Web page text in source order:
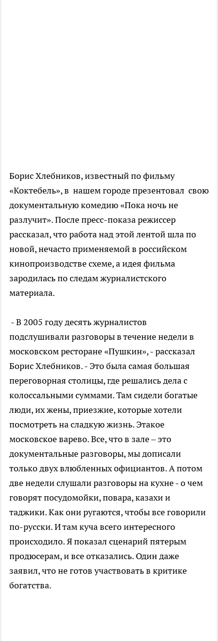
Борис Хлебников, известный по фильму
«Коктебель», в нашем городе презентовал свою
документальную комедию «Пока ночь не
разлучит». После пресс-показа режиссер
рассказал, что работа над этой лентой шла по
новой, нечасто применяемой в российском
кинопроизводстве схеме, а идея фильма
зародилась по следам журналистского
материала.
- В 2005 году десять журналистов
подслушивали разговоры в течение недели в
московском ресторане «Пушкин», - рассказал
Борис Хлебников. - Это была самая большая
переговорная столицы, где решались дела с
колоссальными суммами. Там сидели богатые
люди, их жены, приезжие, которые хотели
посмотреть на сладкую жизнь. Этакое
московское варево. Все, что в зале – это
документальные разговоры, мы дописали
только двух влюбленных официантов. А потом
две недели слушали разговоры на кухне - о чем
говорят посудомойки, повара, казахи и
таджики. Как они ругаются, чтобы все говорили
по-русски. И там куча всего интересного
происходило. Я показал сценарий пятерым
продюсерам, и все отказались. Один даже
заявил, что не готов участвовать в критике
богатства.